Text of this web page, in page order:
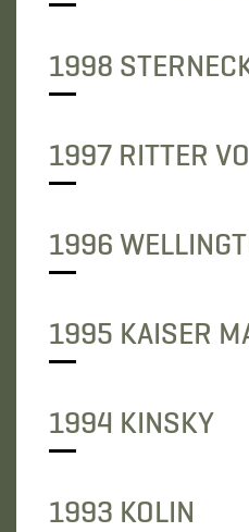
1998
1997 RITTER
1996
1995 KAISER
1994 KINSKY
1993 KOLIN